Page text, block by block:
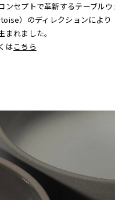
ンセプトで革新するテーブルウ
）のディレクションにより
まれました。
はこちら